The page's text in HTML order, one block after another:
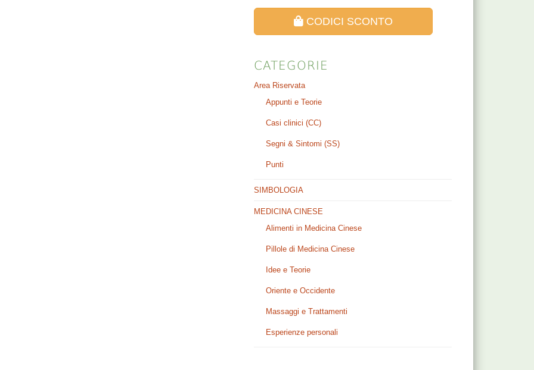
CODICI SCONTO
CATEGORIE
Area Riservata
Appunti e Teorie
Casi clinici (CC)
Segni & Sintomi (SS)
Punti
SIMBOLOGIA
MEDICINA CINESE
Alimenti in Medicina Cinese
Pillole di Medicina Cinese
Idee e Teorie
Oriente e Occidente
Massaggi e Trattamenti
Esperienze personali